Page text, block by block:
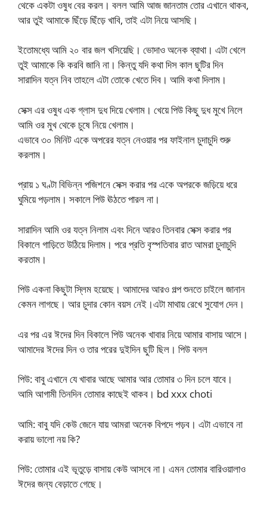
থেকে একটা ওষুধ বের করল। বলল আমি আজ জানতাম তোর এখানে থাকব,
আর তুই আমাকে ছিঁড়ে ছিঁড়ে খাবি, তাই এটা নিয়ে আসছি।
ইতোমধ্যে আমি ২০ বার জল খসিয়েছি। ভোদাও অনেক ব্যাথা। এটা খেলে
তুই আমাকে কি করবি জানি না। কিন্তু যদি কথা দিস কাল ছুটির দিন
সারাদিন যত্ন নিব তাহলে এটা তোকে খেতে দিব। আমি কথা দিলাম।
সেক্স এর ওষুধ এক গ্লাস দুধ দিয়ে খেলাম। খেয়ে পিউ কিছু দুধ মুখে নিলে
আমি ওর মুখ থেকে চুষে নিয়ে খেলাম।
এভাবে ৩০ মিনিট একে অপরের যত্ন নেওয়ার পর ফাইনাল চুদাচুদি শুরু
করলাম।
প্রায় ১ ঘণ্টা বিভিন্ন পজিশনে সেক্স করার পর একে অপরকে জড়িয়ে ধরে
ঘুমিয়ে পড়লাম। সকালে পিউ ঊঠতে পারল না।
সারাদিন আমি ওর যত্ন নিলাম এবং দিনে আরও তিনবার সেক্স করার পর
বিকালে গাড়িতে উঠিয়ে দিলাম। পরে প্রতি বৃস্পতিবার রাত আমরা চুদাচুদি
করতাম।
পিউ একনা কিছুটা স্লিম হয়েছে। আমাদের আরও গল্প শুনতে চাইলে জানান
কেমন লাগছে। আর চুদার কোন বয়স নেই।এটা মাথায় রেখে সুযোগ দেন।
এর পর এর ঈদের দিন বিকালে পিউ অনেক খাবার নিয়ে আমার বাসায় আসে।
আমাদের ঈদের দিন ও তার পরের দুইদিন ছুটি ছিল। পিউ বলল
পিউ: বাবু এখানে যে খাবার আছে আমার আর তোমার ৩ দিন চলে যাবে।
আমি আগামী তিনদিন তোমার কাছেই থাকব। bd xxx choti
আমি: বাবু যদি কেউ জেনে যায় আমরা অনেক বিপদে পড়ব। এটা এভাবে না
করায় ভালো নয় কি?
পিউ: তোমার এই ভূতুড়ে বাসায় কেউ আসবে না। এমন তোমার বারিওয়ালাও
ঈদের জন্য বেড়াতে গেছে।